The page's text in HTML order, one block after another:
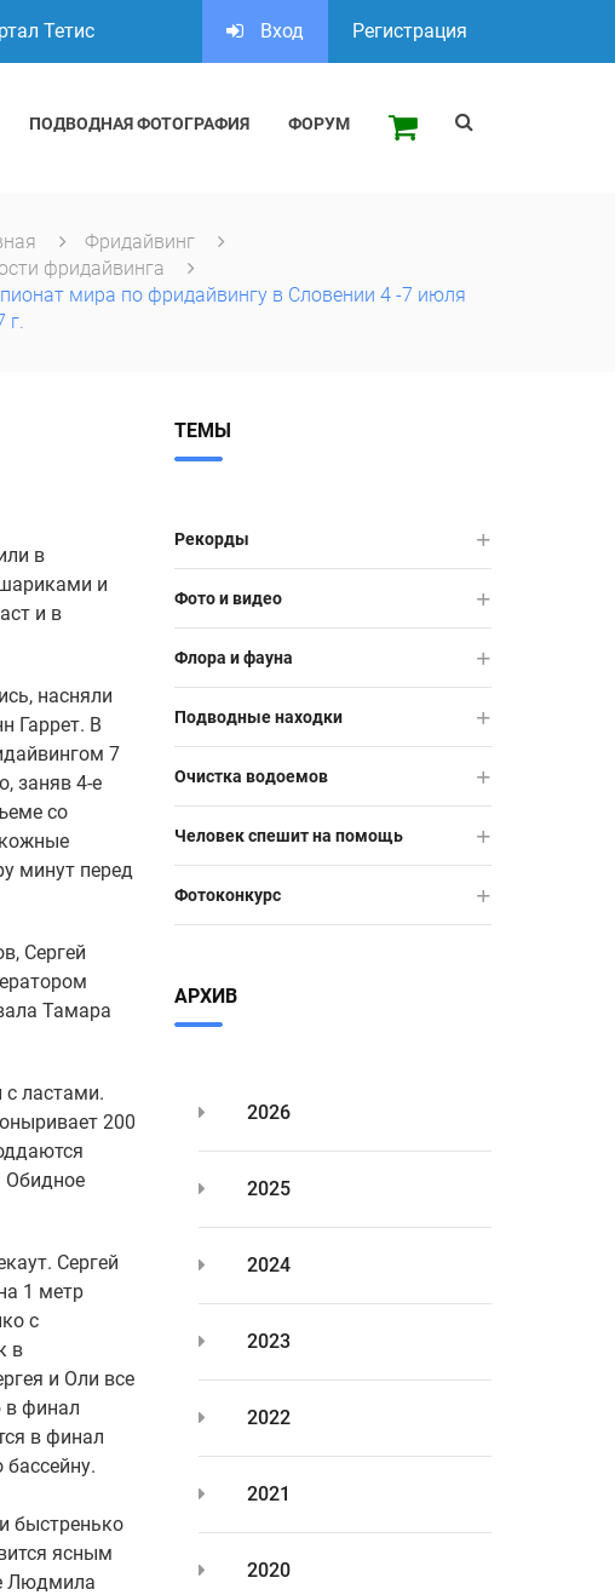
Тетис Вход Регистрация
ПОДВОДНАЯ ФОТОГРАФИЯ ФОРУМ
Фридайвинг
фридайвинга
мира по фридайвингу в Словении 4 -7 июля
г.
в
и
и в
насняли
Гаррет. В
7
заняв 4-е
со
минут перед
Сергей
Тамара
ластами.
200
Обидное
Сергей
1 метр
с
в
и Оли все
в финал
в финал
быстренько
ясным
Людмила
ТЕМЫ
Рекорды
Фото и видео
Флора и фауна
Подводные находки
Очистка водоемов
Человек спешит на помощь
Фотоконкурс
АРХИВ
2026
2025
2024
2023
2022
2021
2020